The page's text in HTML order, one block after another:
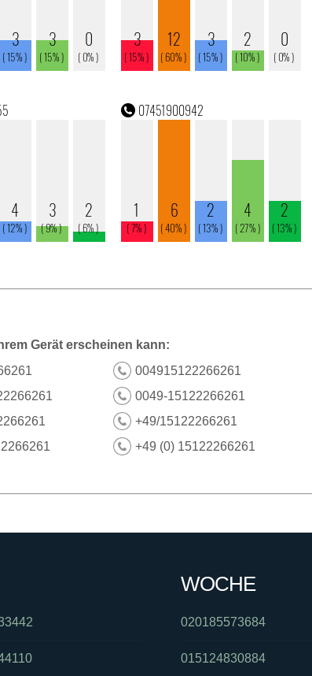
Gerät erscheinen kann:
004915122266261
0049-15122266261
+49/15122266261
+49 (0) 15122266261
WOCHE
020185573684
015124830884